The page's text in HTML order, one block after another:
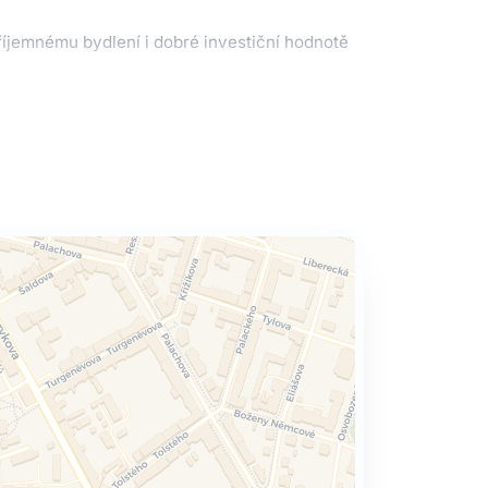
bydlení i dobré investiční hodnotě
sportoviště i další služby.